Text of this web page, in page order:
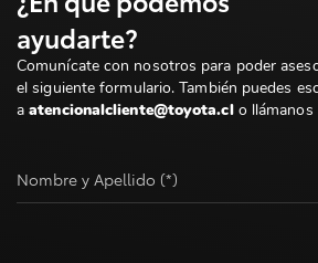
ayudarte?
Comunícate con nosotros para poder
el siguiente formulario. También puedes
aatencionalcliente@toyota.clo llámanos
Nombre y Apellido (*)